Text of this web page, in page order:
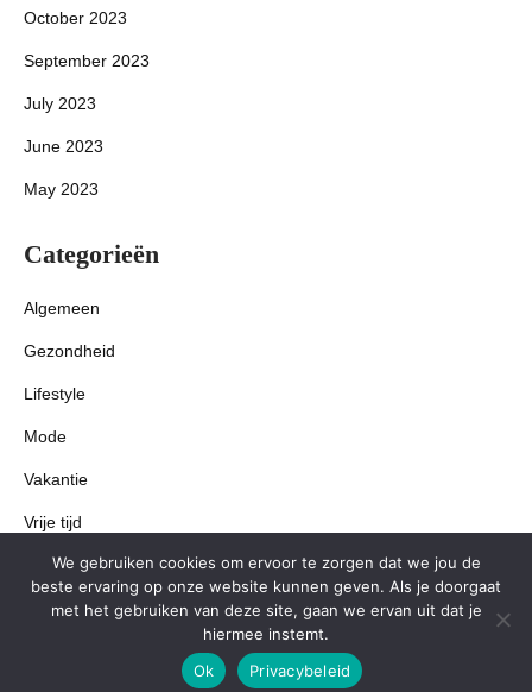
October 2023
September 2023
July 2023
June 2023
May 2023
Categorieën
Algemeen
Gezondheid
Lifestyle
Mode
Vakantie
Vrije tijd
Wonen
© Copyright 2026 All Rights Reserved. Kitchen Design
We gebruiken cookies om ervoor te zorgen dat we jou de
beste ervaring op onze website kunnen geven. Als je doorgaat
met het gebruiken van deze site, gaan we ervan uit dat je
hiermee instemt.
Ok
Privacybeleid